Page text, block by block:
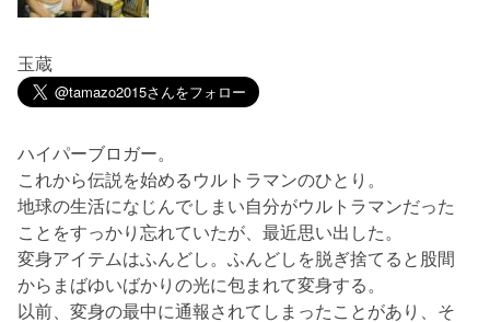
玉蔵
ハイパーブロガー。
これから伝説を始めるウルトラマンのひとり。
地球の生活になじんでしまい自分がウルトラマンだった
ことをすっかり忘れていたが、最近思い出した。
変身アイテムはふんどし。ふんどしを脱ぎ捨てると股間
からまばゆいばかりの光に包まれて変身する。
以前、変身の最中に通報されてしまったことがあり、そ